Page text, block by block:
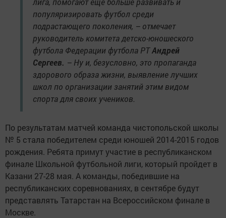
популяризировать футбол среди
подрастающего поколения, – отмечает
руководитель комитета детско-юношеского
футбола Федерации футбола РТАндрей
Сергеев. – Ну и, безусловно, это пропаганда
здорового образа жизни, выявление лучших
школ по организации занятий этим видом
спорта для своих учеников.
По результатам матчей команда чистопольской школы
№ 5 стала победителем среди юношей 2014-2015 годов
рождения. Ребята примут участие в республиканском
финале Школьной футбольной лиги, который пройдет в
Казани 27-28 мая. А команды, победившие на
республиканских соревнованиях, в сентябре будут
представлять Татарстан на Всероссийском финале в
Москве.